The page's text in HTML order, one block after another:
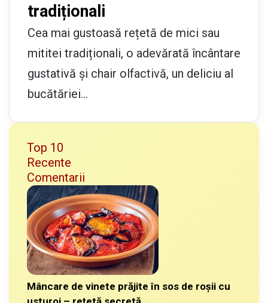
tradiționali
Cea mai gustoasă rețetă de mici sau
mititei tradiționali, o adevărată încântare
gustativă și chair olfactivă, un deliciu al
bucătăriei…
Top 10
Recente
Comentarii
Mâncare de vinete prăjite în sos de roșii cu